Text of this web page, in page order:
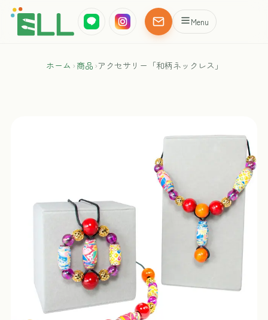
Menu
ホーム › 商品 ›アクセサリー「和柄ネックレス」